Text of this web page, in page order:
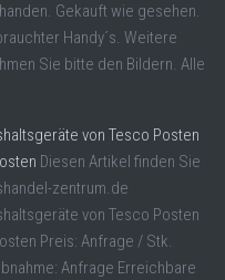
Gekauft wie gesehen.
Handy´s. Weitere
Sie bitte den Bildern. Alle
von Tesco Posten
Diesen Artikel finden Sie
zentrum.de
von Tesco Posten
Preis: Anfrage / Stk.
Anfrage Erreichbare